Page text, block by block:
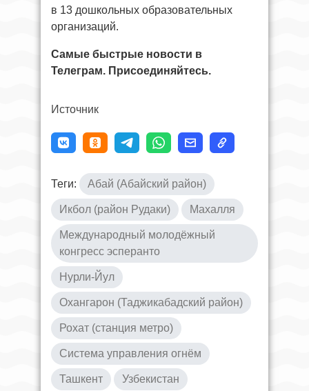
в 13 дошкольных образовательных
организаций.
Самые быстрые новости в
Телеграм. Присоединяйтесь.
Источник
Теги: Абай (Абайский район)
Икбол (район Рудаки) Махалля
Международный молодёжный
конгресс эсперанто
Нурли-Йул
Охангарон (Таджикабадский район)
Рохат (станция метро)
Система управления огнём
Ташкент Узбекистан